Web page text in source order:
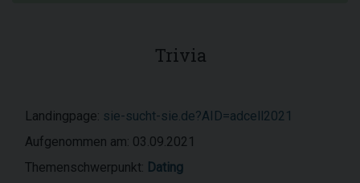
Trivia
Landingpage: sie-sucht-sie.de?AID=adcell2021
Aufgenommen am: 03.09.2021
Themenschwerpunkt: Dating